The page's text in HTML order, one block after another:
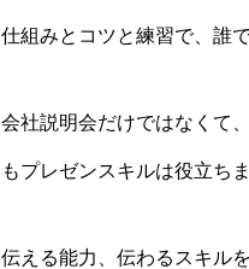
仕組みとコツと練習で、誰
会社説明会だけではなくて
もプレゼンスキルは役立ちま
伝える能力、伝わるスキル